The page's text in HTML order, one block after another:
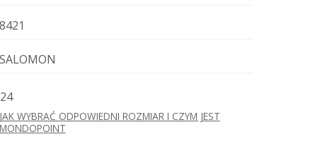
8421
SALOMON
24
JAK WYBRAĆ ODPOWIEDNI ROZMIAR I CZYM JEST
MONDOPOINT